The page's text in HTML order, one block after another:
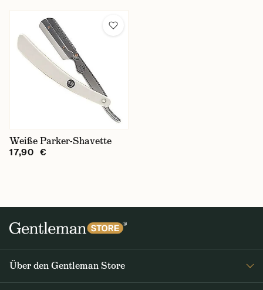
Weiße Parker-Shavette
17,90 €
Über den Gentleman Store